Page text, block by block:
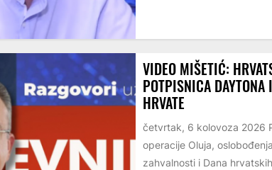
VIDEO MIŠETIĆ:
POTPISNICA
HRVATE
četvrtak, 6 kolovoza 2026
operacije Oluja,
zahvalnosti i Dana